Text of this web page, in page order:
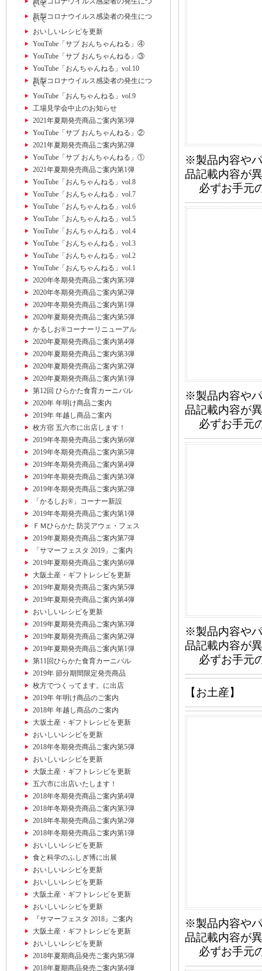
※製品内容や
品記載内容が
必ずお手元
※製品内容や
品記載内容が
必ずお手元
※製品内容や
品記載内容が
必ずお手元
【お土産】
※製品内容や
品記載内容が
必ずお手元
いて
新型コロナウイルス感染者の発生につ
いて
おいしいレシピを更新
YouTube「サブ おんちゃんねる」④
YouTube「サブ おんちゃんねる」③
YouTube「おんちゃんねる」vol.10
新型コロナウイルス感染者の発生につ
いて
YouTube「おんちゃんねる」vol.9
工場見学会中止のお知らせ
2021年夏期発売商品ご案内第3弾
YouTube「サブ おんちゃんねる」②
2021年夏期発売商品ご案内第2弾
YouTube「サブ おんちゃんねる」①
2021年夏期発売商品ご案内第1弾
YouTube「おんちゃんねる」vol.8
YouTube「おんちゃんねる」vol.7
YouTube「おんちゃんねる」vol.6
YouTube「おんちゃんねる」vol.5
YouTube「おんちゃんねる」vol.4
YouTube「おんちゃんねる」vol.3
YouTube「おんちゃんねる」vol.2
YouTube「おんちゃんねる」vol.1
2020年冬期発売商品ご案内第3弾
2020年冬期発売商品ご案内第2弾
2020年冬期発売商品ご案内第1弾
2020年夏期発売商品ご案内第5弾
かるしお®コーナーリニューアル
2020年夏期発売商品ご案内第4弾
2020年夏期発売商品ご案内第3弾
2020年夏期発売商品ご案内第2弾
2020年夏期発売商品ご案内第1弾
第12回 ひらかた食育カーニバル
2020年 年明け商品ご案内
2019年 年越し商品ご案内
枚方宿 五六市に出店します！
2019年冬期発売商品ご案内第6弾
2019年冬期発売商品ご案内第5弾
2019年冬期発売商品ご案内第4弾
2019年冬期発売商品ご案内第3弾
2019年冬期発売商品ご案内第2弾
「かるしお®」コーナー新設
2019年冬期発売商品ご案内第1弾
ＦＭひらかた 防災アウェ・フェス
2019年夏期発売商品ご案内第7弾
「サマーフェスタ 2019」ご案内
2019年夏期発売商品ご案内第6弾
大阪土産・ギフトレシピを更新
2019年夏期発売商品ご案内第5弾
2019年夏期発売商品ご案内第4弾
おいしいレシピを更新
2019年夏期発売商品ご案内第3弾
2019年夏期発売商品ご案内第2弾
2019年夏期発売商品ご案内第1弾
第11回ひらかた食育カーニバル
2019年 節分期間限定発売商品
枚方でつくってます。に出店
2019年 年明け商品のご案内
2018年 年越し商品のご案内
大坂土産・ギフトレシピを更新
おいしいレシピを更新
2018年冬期発売商品ご案内第5弾
おいしいレシピを更新
大阪土産・ギフトレシピを更新
五六市に出店いたします！
2018年冬期発売商品ご案内第4弾
2018年冬期発売商品ご案内第3弾
2018年冬期発売商品ご案内第2弾
2018年冬期発売商品ご案内第1弾
おいしいレシピを更新
食と科学のふしぎ博に出展
おいしいレシピを更新
おいしいレシピを更新
大阪土産・ギフトレシピを更新
おいしいレシピを更新
『サマーフェスタ 2018』ご案内
大阪土産・ギフトレシピを更新
おいしいレシピを更新
2018年夏期商品発売ご案内第5弾
2018年夏期商品発売ご案内第4弾